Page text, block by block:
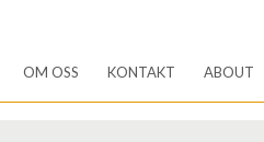
OM OSS KONTAKT ABOUT